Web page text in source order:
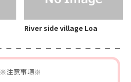
River side village Loa
※注意事項※